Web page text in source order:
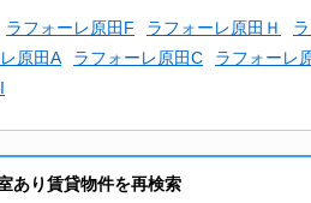
ラフォーレ原田F ラフォーレ原田Ｈ
原田A ラフォーレ原田C ラフォーレ
あり賃貸物件を再検索